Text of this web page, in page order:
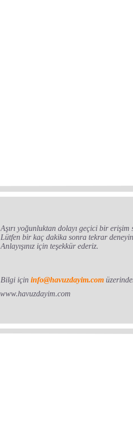
Aşırı yoğunluktan dolayı geçici bir erişim
Lütfen bir kaç dakika sonra tekrar
Anlayışınız için teşekkür ederiz.
Bilgi için info@havuzdayim.com
www.havuzdayim.com